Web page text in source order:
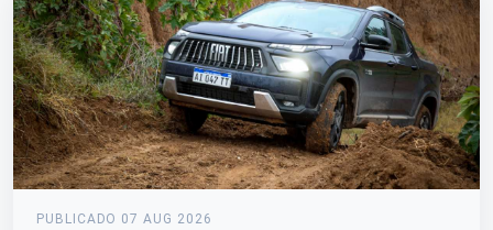
PUBLICADO 07 AUG 2026